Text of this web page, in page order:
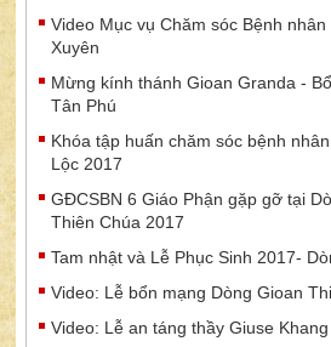
Video Mục vụ Chăm sóc Bệnh
Xuyên
Mừng kính thánh Gioan Granda -
Tân Phú
Khóa tập huấn chăm sóc bệnh
Lộc 2017
GĐCSBN 6 Giáo Phận gặp gỡ tại
Thiên Chúa 2017
Tam nhật và Lễ Phục Sinh 2017-
Video: Lễ bổn mạng Dòng Gioan
Video: Lễ an táng thầy Giuse